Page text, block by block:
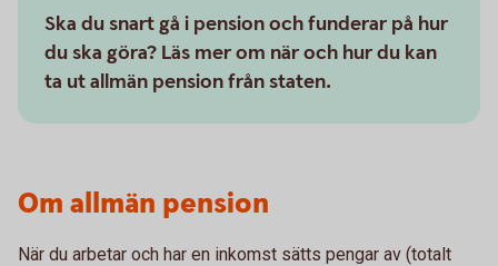
Ska du snart gå i pension och funderar på hur
du ska göra? Läs mer om när och hur du kan
ta ut allmän pension från staten.
Om allmän pension
När du arbetar och har en inkomst sätts pengar av (totalt